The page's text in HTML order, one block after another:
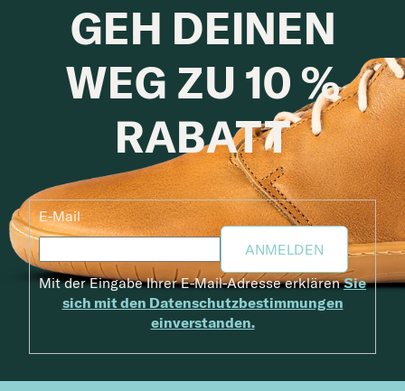
GEH DEINEN
WEG ZU 10 %
RABATT
E-Mail
ANMELDEN
Mit der Eingabe Ihrer E-Mail-Adresse erklärenSie
sich mit den Datenschutzbestimmungen
einverstanden.